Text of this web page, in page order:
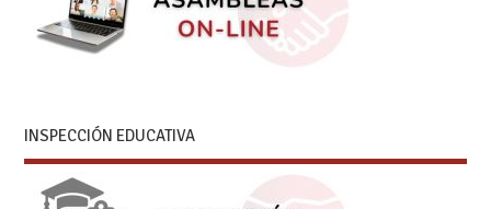
INSPECCIÓN EDUCATIVA